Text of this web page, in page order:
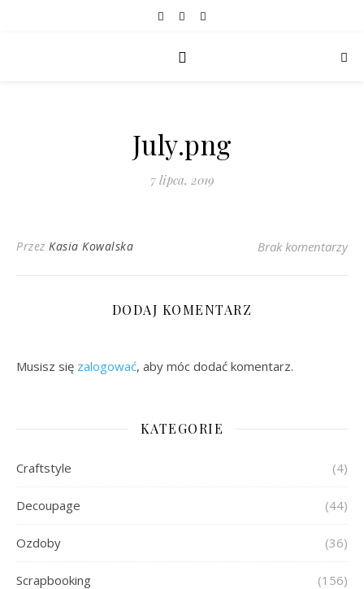
July.png
7 lipca, 2019
Przez Kasia Kowalska Brak komentarzy
DODAJ KOMENTARZ
Musisz się zalogować, aby móc dodać komentarz.
KATEGORIE
Craftstyle (4)
Decoupage (44)
Ozdoby (36)
Scrapbooking (156)